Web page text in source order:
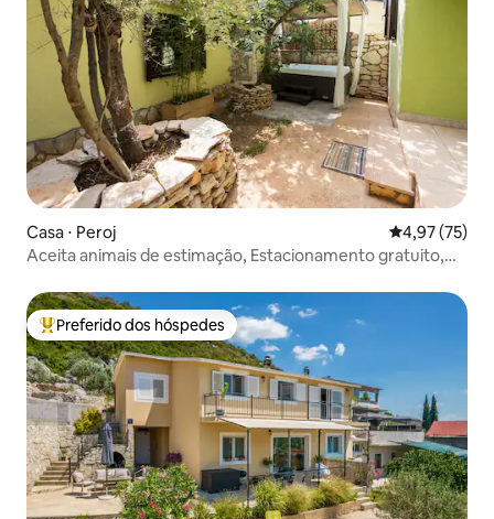
Casa ⋅ Peroj 4,97 de uma
4,97 (75)
Aceita animais de estimação, Estacionamento gratuito,
Entre os melhores preferidos dos hóspedes
Preferido dos hóspedes